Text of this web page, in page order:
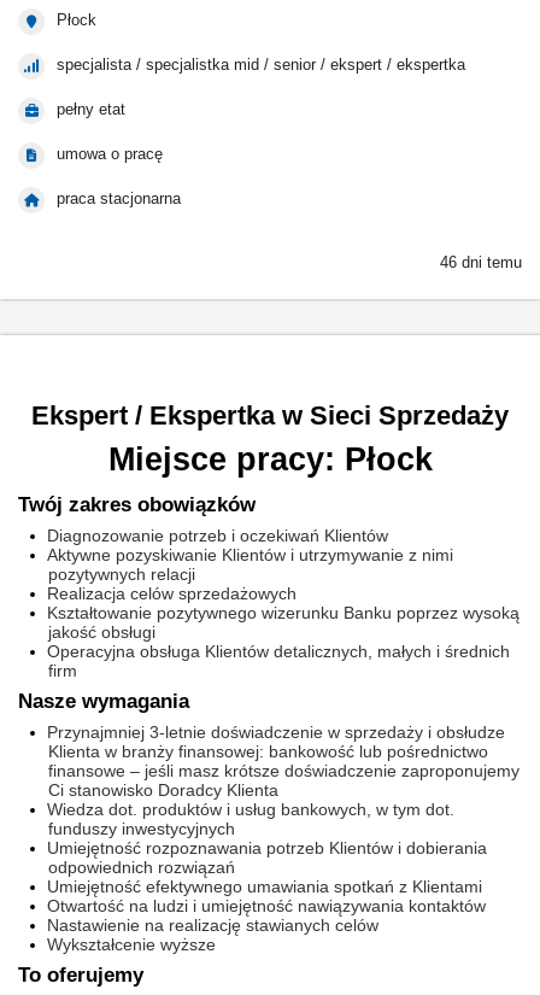
Płock
specjalista / specjalistka mid / senior / ekspert / ekspertka
pełny etat
umowa o pracę
praca stacjonarna
46 dni temu
Ekspert / Ekspertka w Sieci Sprzedaży
Miejsce pracy: Płock
Twój zakres obowiązków
Diagnozowanie potrzeb i oczekiwań Klientów
Aktywne pozyskiwanie Klientów i utrzymywanie z nimi
pozytywnych relacji
Realizacja celów sprzedażowych
Kształtowanie pozytywnego wizerunku Banku poprzez wysoką
jakość obsługi
Operacyjna obsługa Klientów detalicznych, małych i średnich
firm
Nasze wymagania
Przynajmniej 3-letnie doświadczenie w sprzedaży i obsłudze
Klienta w branży finansowej: bankowość lub pośrednictwo
finansowe – jeśli masz krótsze doświadczenie zaproponujemy
Ci stanowisko Doradcy Klienta
Wiedza dot. produktów i usług bankowych, w tym dot.
funduszy inwestycyjnych
Umiejętność rozpoznawania potrzeb Klientów i dobierania
odpowiednich rozwiązań
Umiejętność efektywnego umawiania spotkań z Klientami
Otwartość na ludzi i umiejętność nawiązywania kontaktów
Nastawienie na realizację stawianych celów
Wykształcenie wyższe
To oferujemy